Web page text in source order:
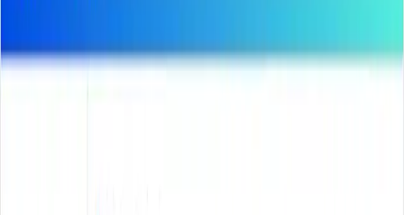
速生成测试矩阵
爆款策略模板化：优质计划一键存为模板，新账户 / 新